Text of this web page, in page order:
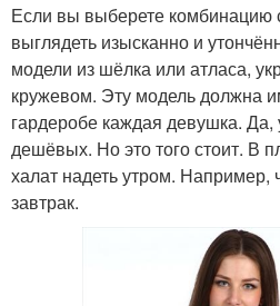
Если вы выберете комбинацию
выглядеть изысканно и
модели из шёлка или атласа,
кружевом. Эту модель должна
гардеробе каждая девушка. Да,
дешёвых. Но это того стоит. В
халат надеть утром. Например,
завтрак.